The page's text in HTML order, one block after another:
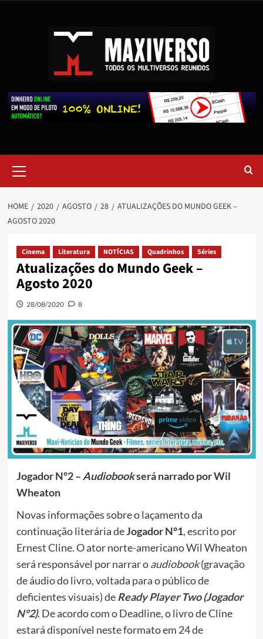
HOME 2020 AGOSTO 28
ATUALIZAÇÕES DO MUNDO GEEK –
AGOSTO 2020
Cinema Literatura NOTÍCIAS Quadrinhos Séries
Atualizações do Mundo Geek –
Agosto 2020
28/08/2020 8
Jogador Nº2 – Audiobookserá narrado por Wil
Wheaton
Novas informações sobre o laçamento da
continuação literária deJogador N°1, escrito por
Ernest Cline. O ator norte-americano Wil Wheaton
será responsável por narrar oaudiobook(gravação
de áudio do livro, voltada para o público de
deficientes visuais) deReady Player Two (Jogador
N°2). De acordo com o Deadline, o livro de Cline
estará disponível neste formato em 24 de